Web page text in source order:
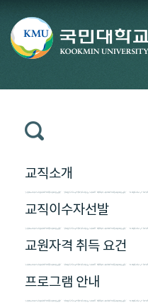
교직소개
교직이수자선발
교원자격 취득 요건
프로그램 안내